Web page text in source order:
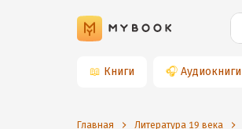
📖 Книги 🎧 Аудиокниги
Главная Литература 19 века